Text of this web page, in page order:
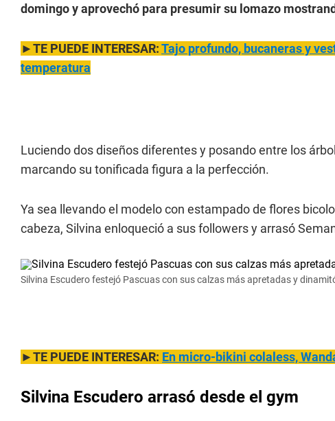
domingo y aprovechó para presumir su lomazo
►TE PUEDE INTERESAR:Tajo profundo, bucaneras y
temperatura
Luciendo dos diseños diferentes y posando entre los
marcando su tonificada figura a la perfección.
Ya sea llevando el modelo con estampado de flores
cabeza, Silvina enloqueció a sus followers y arrasó
Silvina Escudero festejó Pascuas con sus calzas más apretadas y
►TE PUEDE INTERESAR: En micro-bikini colaless,
Silvina Escudero arrasó desde el gym